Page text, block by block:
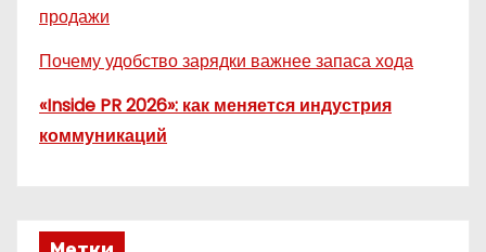
продажи
Почему удобство зарядки важнее запаса хода
«Inside PR 2026»: как меняется индустрия
коммуникаций